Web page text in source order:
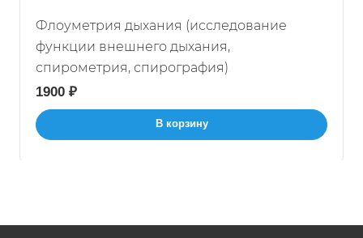
Флоуметрия дыхания (исследование
функции внешнего дыхания,
спирометрия, спирография)
1900 ₽
В корзину